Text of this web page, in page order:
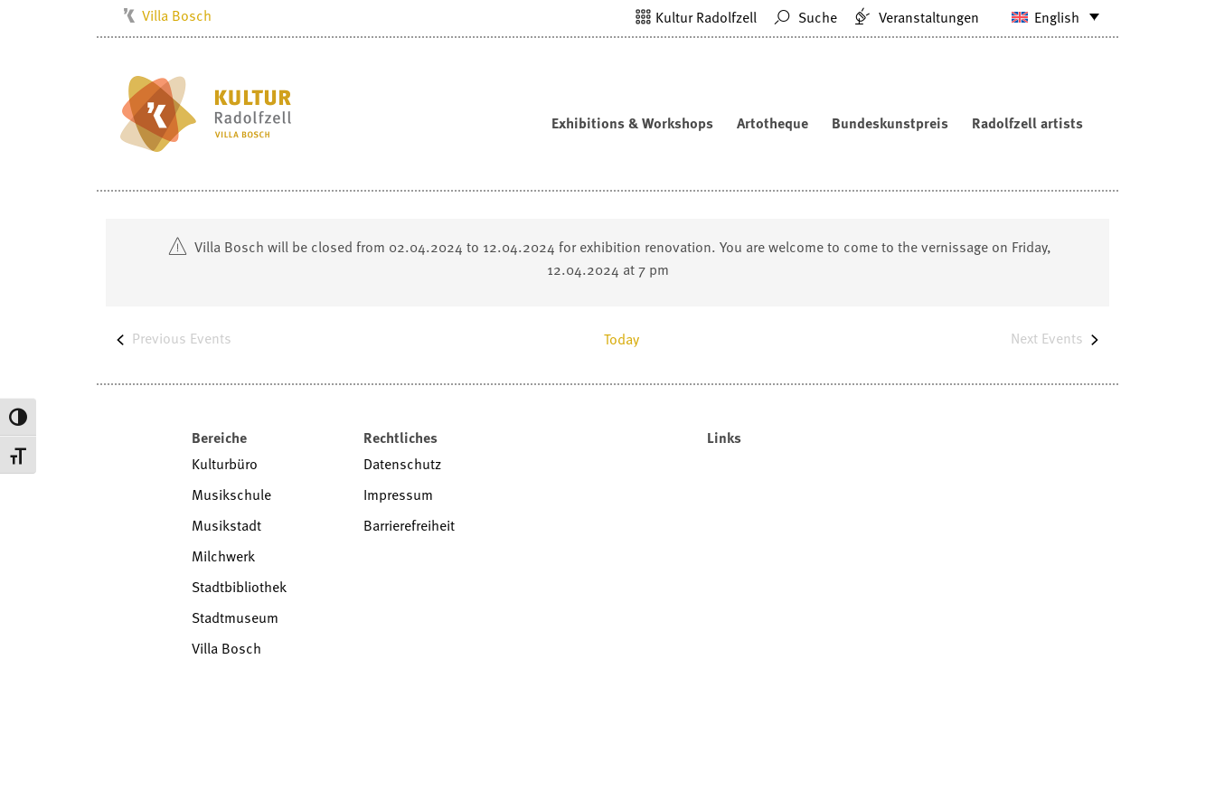
Toggle High Contrast
Toggle Font size
Milchwerk
Musikschule
Stadtarchiv
Villa Bosch
Radolfzell1200
English
Kultur Radolfzell Suche Veranstaltungen
Exhibitions & Workshops Artotheque Bundeskunstpreis Radolfzell artists
Villa Bosch will be closed from 02.04.2024 to 12.04.2024 for exhibition renovation. You are welcome to come to the vernissage on Friday,
12.04.2024 at 7 pm
Previous Events Today Next Events
Bereiche
Kulturbüro
Musikschule
Musikstadt
Milchwerk
Stadtbibliothek
Stadtmuseum
Villa Bosch
Rechtliches
Datenschutz
Impressum
Barrierefreiheit
Links